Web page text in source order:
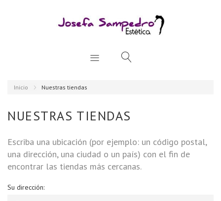
Inicio Nuestras tiendas
NUESTRAS TIENDAS
Escriba una ubicación (por ejemplo: un código postal,
una dirección, una ciudad o un país) con el fin de
encontrar las tiendas más cercanas.
Su dirección: